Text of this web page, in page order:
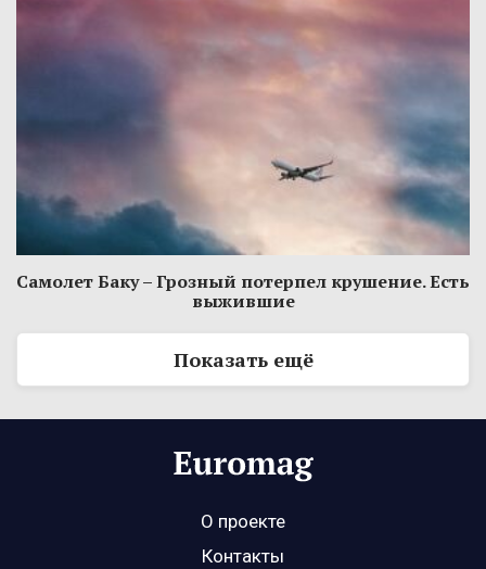
Самолет Баку – Грозный потерпел крушение. Есть
выжившие
Показать ещё
О проекте
Контакты